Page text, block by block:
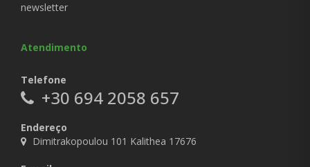
newsletter
Atendimento
Telefone
+30 694 2058 657
Endereço
Dimitrakopoulou 101 Kalithea 17676